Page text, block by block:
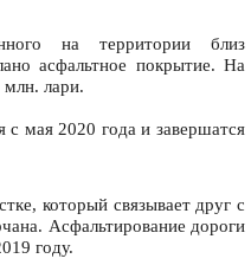
на территории близ
асфальтное покрытие. На
лари.
с мая 2020 года и завершатся
который связывает друг с
Асфальтирование дороги
году.